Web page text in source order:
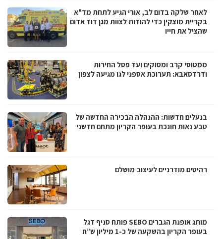
לאחר שלקה בדום לב, אורי הגיע לתחת מד"א
בקריית מוצקין כדי להודות לצוות מגן דוד אדום
שהציל את חייו
ממטוסי קרב ומסוקים ועד פסל החירות
ודרדסאבא: תערוכת אספני לגו מגיעה לצפון
בנעלים חדשות: ההנהלה הבכירה החדשה של
טבע נאות חונכת בעופר הקריון מתחם חדשני
רהיטים מודרניים לעיצוב מושלם
מותג אופנת הגברים SEBO פותח סניף דגל
בעופר הקריון בהשקעה של כ-1 מיליון ש”ח